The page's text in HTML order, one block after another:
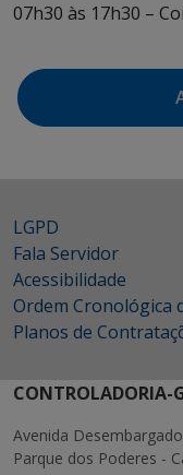
07h30 às 17h30 –
LGPD
Fala Servidor
Acessibilidade
Ordem Cronológica
Planos de
CONTROLADORIA-
Avenida
Parque dos Poderes -